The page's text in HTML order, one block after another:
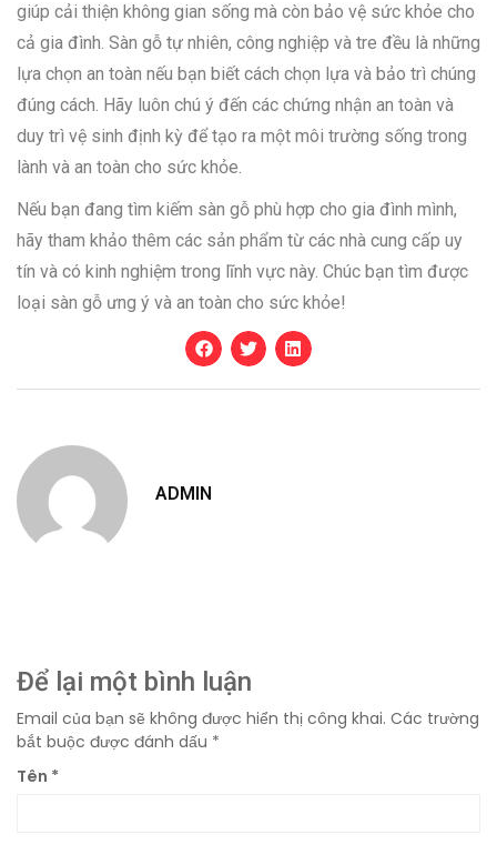
giúp cải thiện không gian sống mà còn bảo vệ sức khỏe cho
cả gia đình. Sàn gỗ tự nhiên, công nghiệp và tre đều là những
lựa chọn an toàn nếu bạn biết cách chọn lựa và bảo trì chúng
đúng cách. Hãy luôn chú ý đến các chứng nhận an toàn và
duy trì vệ sinh định kỳ để tạo ra một môi trường sống trong
lành và an toàn cho sức khỏe.
Nếu bạn đang tìm kiếm sàn gỗ phù hợp cho gia đình mình,
hãy tham khảo thêm các sản phẩm từ các nhà cung cấp uy
tín và có kinh nghiệm trong lĩnh vực này. Chúc bạn tìm được
loại sàn gỗ ưng ý và an toàn cho sức khỏe!
ADMIN
Để lại một bình luận
Email của bạn sẽ không được hiển thị công khai. Các trường
bắt buộc được đánh dấu *
Tên *